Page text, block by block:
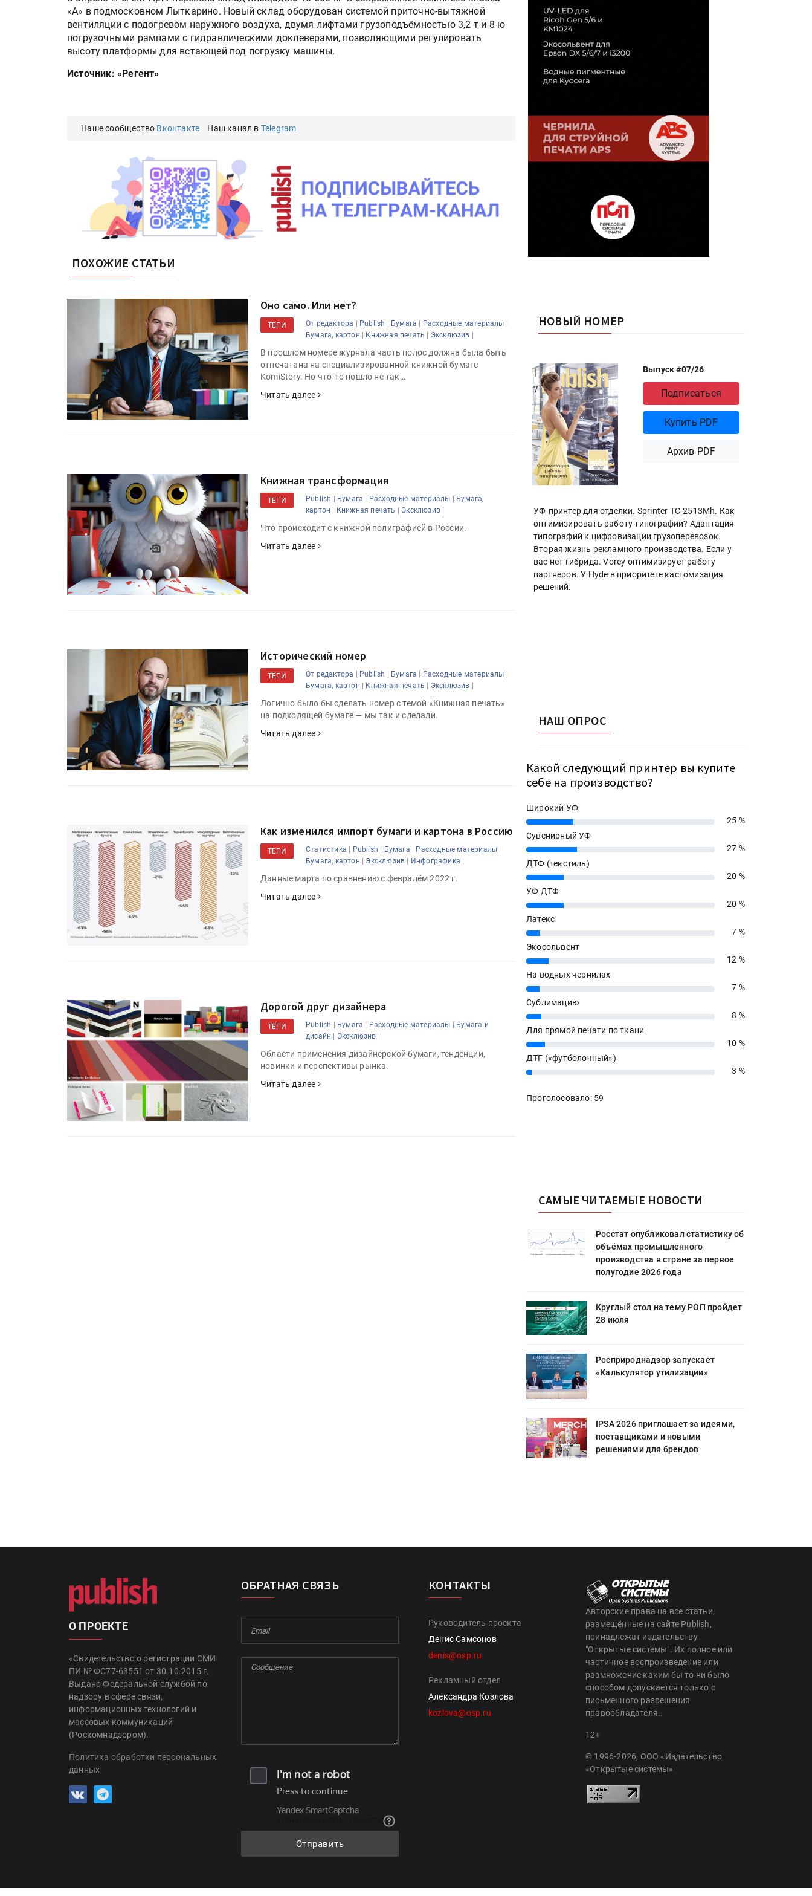
«А» в подмосковном Лыткарино. Новый склад оборудован системой приточно-вытяжной
вентиляции с подогревом наружного воздуха, двумя лифтами грузоподъёмностью 3,2 т и 8-ю
погрузочными рампами с гидравлическими доклеверами, позволяющими регулировать
высоту платформы для встающей под погрузку машины.
Источник: «Регент»
Наше сообщество Вконтакте Наш канал в Telegram
ПОХОЖИЕ СТАТЬИ
Оно само. Или нет?
ТЕГИ От редактора | Publish | Бумага | Расходные материалы |
Бумага, картон | Книжная печать | Эксклюзив |
В прошлом номере журнала часть полос должна была быть
отпечатана на специализированной книжной бумаге
KomiStory. Но что-то пошло не так…
Читать далее
Книжная трансформация
ТЕГИ Publish | Бумага | Расходные материалы | Бумага,
картон | Книжная печать | Эксклюзив |
Что происходит с книжной полиграфией в России.
Читать далее
Исторический номер
ТЕГИ От редактора | Publish | Бумага | Расходные материалы |
Бумага, картон | Книжная печать | Эксклюзив |
Логично было бы сделать номер с темой «Книжная печать»
на подходящей бумаге — мы так и сделали.
Читать далее
Как изменился импорт бумаги и картона в Россию
ТЕГИ Статистика | Publish | Бумага | Расходные материалы |
Бумага, картон | Эксклюзив | Инфографика |
Данные марта по сравнению с февралём 2022 г.
Читать далее
Дорогой друг дизайнера
ТЕГИ Publish | Бумага | Расходные материалы | Бумага и
дизайн | Эксклюзив |
Области применения дизайнерской бумаги, тенденции,
новинки и перспективы рынка.
Читать далее
НОВЫЙ НОМЕР
Выпуск #07/26
Подписаться
Купить PDF
Архив PDF
УФ-принтер для отделки. Sprinter ТС-2513Mh. Как
оптимизировать работу типографии? Адаптация
типографий к цифровизации грузоперевозок.
Вторая жизнь рекламного производства. Если у
вас нет гибрида. Vorey оптимизирует работу
партнеров. У Hyde в приоритете кастомизация
решений.
НАШ ОПРОС
Какой следующий принтер вы купите
себе на производство?
Широкий УФ
25%
25 %
Сувенирный УФ
27%
27 %
ДТФ (текстиль)
20%
20 %
УФ ДТФ
20%
20 %
Латекс
7%
7 %
Экосольвент
12%
12 %
На водных чернилах
7%
7 %
Сублимацию
8%
8 %
Для прямой печати по ткани
10%
10 %
ДТГ («футболочный»)
3% 3 %
Проголосовало: 59
САМЫЕ ЧИТАЕМЫЕ НОВОСТИ
Росстат опубликовал статистику об
объёмах промышленного
производства в стране за первое
полугодие 2026 года
Круглый стол на тему РОП пройдет
28 июля
Росприроднадзор запускает
«Калькулятор утилизации»
IPSA 2026 приглашает за идеями,
поставщиками и новыми
решениями для брендов
О ПРОЕКТЕ
«Свидетельство о регистрации СМИ
ПИ № ФС77-63551 от 30.10.2015 г.
Выдано Федеральной службой по
надзору в сфере связи,
информационных технологий и
массовых коммуникаций
(Роскомнадзором).
Политика обработки персональных
данных
ОБРАТНАЯ СВЯЗЬ
Отправить
КОНТАКТЫ
Руководитель проекта
Денис Самсонов
denis@osp.ru
Рекламный отдел
Александра Козлова
kozlova@osp.ru
Авторские права на все статьи,
размещённые на сайте Publish,
принадлежат издательству
"Открытые системы". Их полное или
частичное воспроизведение или
размножение каким бы то ни было
способом допускается только с
письменного разрешения
правообладателя..
12+
© 1996-2026, ООО «Издательство
«Открытые системы»